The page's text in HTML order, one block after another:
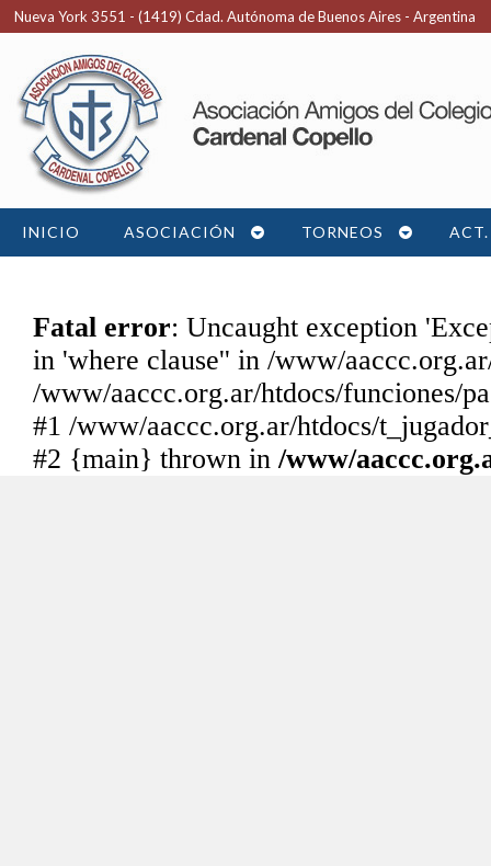
Nueva York 3551 - (1419) Cdad. Autónoma de Buenos Aires - Argentina
INICIO ASOCIACIÓN TORNEOS
Fatal error: Uncaught exception
in 'where clause'' in /www/
/www/aaccc.org.ar/htdocs/funciones/
#1 /www/aaccc.org.ar/htdocs/
#2 {main} thrown in /www/